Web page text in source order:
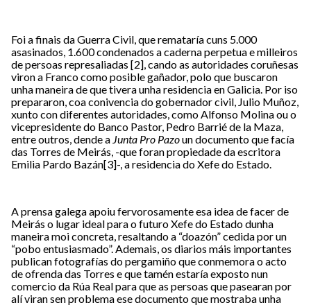
Foi a finais da Guerra Civil, que remataría cuns 5.000
asasinados, 1.600 condenados a caderna perpetua e milleiros
de persoas represaliadas [2], cando as autoridades coruñesas
viron a Franco como posible gañador, polo que buscaron
unha maneira de que tivera unha residencia en Galicia. Por iso
prepararon, coa conivencia do gobernador civil, Julio Muñoz,
xunto con diferentes autoridades, como Alfonso Molina ou o
vicepresidente do Banco Pastor, Pedro Barrié de la Maza,
entre outros, dende a Junta Pro Pazoun documento que facía
das Torres de Meirás, -que foran propiedade da escritora
Emilia Pardo Bazán[3]-, a residencia do Xefe do Estado.
A prensa galega apoiu fervorosamente esa idea de facer de
Meirás o lugar ideal para o futuro Xefe do Estado dunha
maneira moi concreta, resaltando a “doazón” cedida por un
“pobo entusiasmado”. Ademais, os diarios máis importantes
publican fotografías do pergamiño que conmemora o acto
de ofrenda das Torres e que tamén estaría exposto nun
comercio da Rúa Real para que as persoas que pasearan por
alí viran sen problema ese documento que mostraba unha